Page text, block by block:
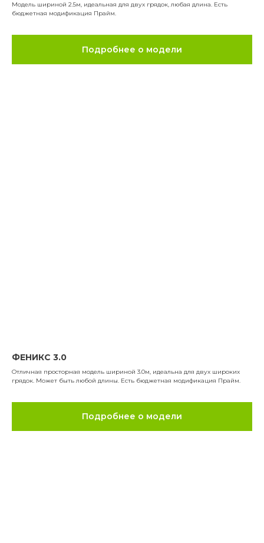
Модель шириной 2.5м, идеальная для двух грядок, любая длина. Есть
бюджетная модификация Прайм.
Подробнее о модели
ФЕНИКС 3.0
Отличная просторная модель шириной 3.0м, идеальна для двух широких
грядок. Может быть любой длины. Есть бюджетная модификация Прайм.
Подробнее о модели